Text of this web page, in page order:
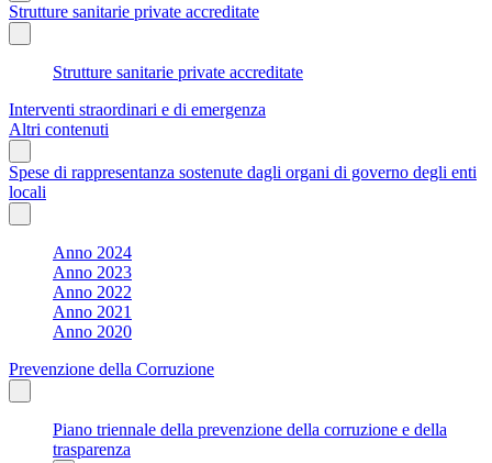
Strutture sanitarie private accreditate
Strutture sanitarie private accreditate
Interventi straordinari e di emergenza
Altri contenuti
Spese di rappresentanza sostenute dagli organi di governo degli enti
locali
Anno 2024
Anno 2023
Anno 2022
Anno 2021
Anno 2020
Prevenzione della Corruzione
Piano triennale della prevenzione della corruzione e della
trasparenza